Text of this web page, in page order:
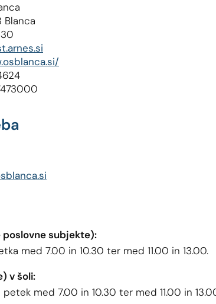
Blanca
poslovne subjekte):
med 7.00 in 10.30 ter med 11.00 in 13.00.
v šoli:
med 7.00 in 10.30 ter med 11.00 in